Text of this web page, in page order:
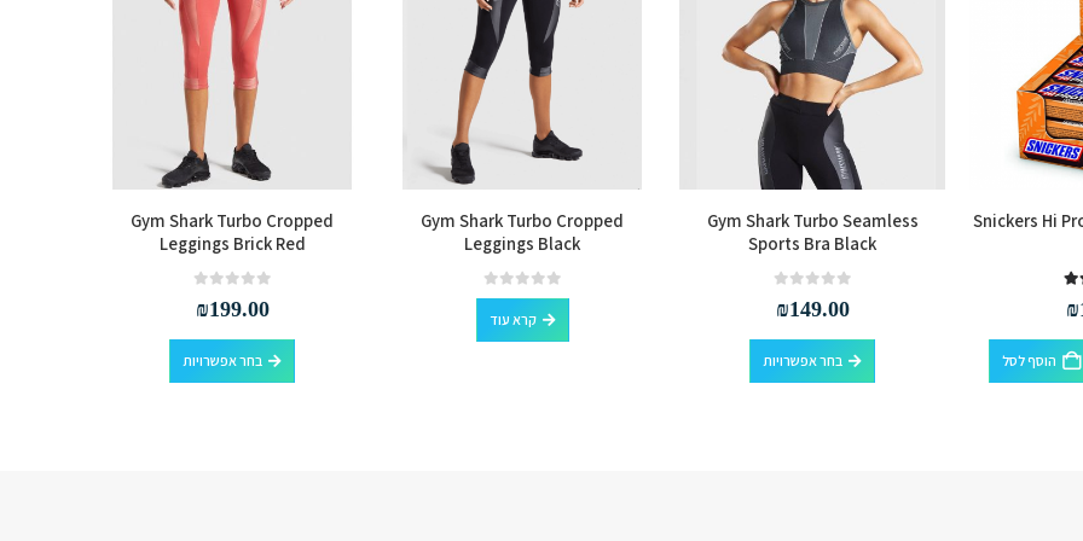
Snickers Hi
₪
הוסף לסל
Gym Shark Turbo Seamless
Sports Bra Black
₪149.00
בחר אפשרויות
למוצר זה יש מספר סוגים. ניתן לבחור את האפשרויות בעמוד המוצר
Gym Shark Turbo Cropped
Leggings Black
0
out of 5
קרא עוד
Gym Shark Turbo Cropped
Leggings Brick Red
₪199.00
בחר אפשרויות
למוצר זה יש מספר סוגים. ניתן לבחור את האפשרויות בעמוד המוצר